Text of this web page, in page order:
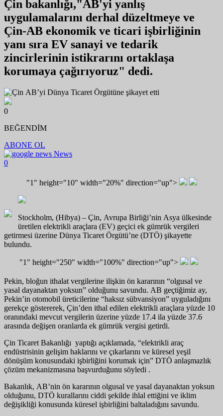
Çin bakanlığı,"AB'yi yanlış
uygulamalarını derhal düzeltmeye ve
Çin-AB ekonomik ve ticari işbirliğinin
yanı sıra EV sanayi ve tedarik
zincirlerinin istikrarını ortaklaşa
korumaya çağırıyoruz" dedi.
0
BEĞENDİM
ABONE OL
News
0
"1" height="10" width="20%" direction="up">
Stockholm, (Hibya) – Çin, Avrupa Birliği’nin Asya ülkesinde
üretilen elektrikli araçlara (EV) geçici ek gümrük vergileri
getirmesi üzerine Dünya Ticaret Örgütü’ne (DTÖ) şikayette
bulundu.
"1" height="250" width="100%" direction="up">
Pekin, bloğun ithalat vergilerine ilişkin ön kararının “olgusal ve
yasal dayanaktan yoksun” olduğunu savundu. AB geçtiğimiz ay,
Pekin’in otomobil üreticilerine “haksız sübvansiyon” uyguladığını
gerekçe göstererek, Çin’den ithal edilen elektrikli araçlara yüzde 10
oranındaki mevcut vergilerin üzerine yüzde 17.4 ila yüzde 37.6
arasında değişen oranlarda ek gümrük vergisi getirdi.
Çin Ticaret Bakanlığı yaptığı açıklamada, “elektrikli araç
endüstrisinin gelişim haklarını ve çıkarlarını ve küresel yeşil
dönüşüm konusundaki işbirliğini korumak için” DTÖ anlaşmazlık
çözüm mekanizmasına başvurduğunu söyledi .
Bakanlık, AB’nin ön kararının olgusal ve yasal dayanaktan yoksun
olduğunu, DTÖ kurallarını ciddi şekilde ihlal ettiğini ve iklim
değişikliği konusunda küresel işbirliğini baltaladığını savundu.